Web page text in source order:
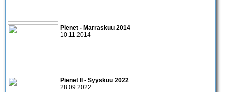
Pienet - Marraskuu 2014
10.11.2014
Pienet II - Syyskuu 2022
28.09.2022